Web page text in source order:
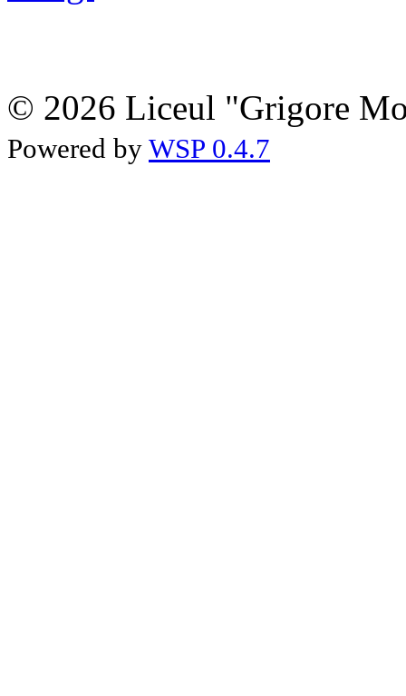
© 2026 Liceul "Grigore
Powered by WSP 0.4.7